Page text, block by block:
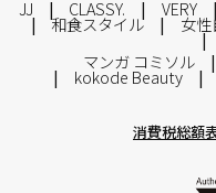
JJ CLASSY. VERY
和食スタイル 女性
マンガ コミソル
kokode Beauty
消費税総額